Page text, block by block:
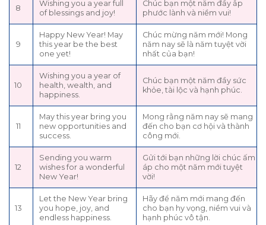
8
Wishing you a year full
of blessings and joy!
Chúc bạn một năm đầy ắp
phước lành và niềm vui!
9
Happy New Year! May
this year be the best
one yet!
Chúc mừng năm mới! Mong
năm nay sẽ là năm tuyệt vời
nhất của bạn!
10
Wishing you a year of
health, wealth, and
happiness.
Chúc bạn một năm đầy sức
khỏe, tài lộc và hạnh phúc.
11
May this year bring you
new opportunities and
success.
Mong rằng năm nay sẽ mang
đến cho bạn cơ hội và thành
công mới.
12
Sending you warm
wishes for a wonderful
New Year!
Gửi tới bạn những lời chúc ấm
áp cho một năm mới tuyệt
vời!
13
Let the New Year bring
you hope, joy, and
endless happiness.
Hãy để năm mới mang đến
cho bạn hy vọng, niềm vui và
hạnh phúc vô tận.